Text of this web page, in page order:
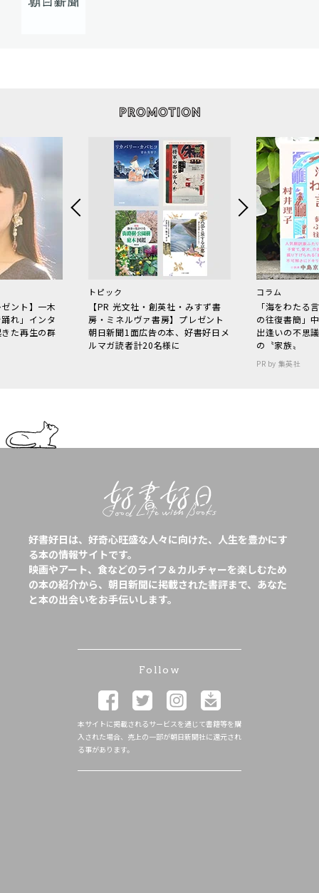
ント】一木
れ」インタ
た再生の群
トピック
【PR 光文社・創英社・みすず書
房・ミネルヴァ書房】プレゼント
朝日新聞1面広告の本、好書好日メ
ルマガ読者計20名様に
コラム
「海をわた
の往復書簡」
出逢いの不思
の〝家族〟
PR by 集英社
好書好日は、好奇心旺盛な人々に向けた、人生を豊かにす
る本の情報サイトです。
映画やアート、食などのライフ＆カルチャーを楽しむため
の本の紹介から、朝日新聞に掲載された書評まで、あなた
と本の出会いをお手伝いします。
Follow
本サイトに掲載されるサービスを通じて書籍等を購
入された場合、売上の一部が朝日新聞社に還元され
る事があります。